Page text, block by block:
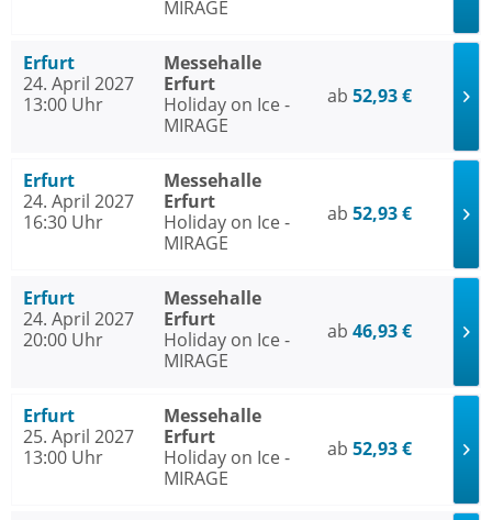
MIRAGE
Erfurt
24. April 2027
13:00 Uhr
Messehalle
Erfurt
Holiday on Ice -
MIRAGE
ab 52,93 €
Erfurt
24. April 2027
16:30 Uhr
Messehalle
Erfurt
Holiday on Ice -
MIRAGE
ab 52,93 €
Erfurt
24. April 2027
20:00 Uhr
Messehalle
Erfurt
Holiday on Ice -
MIRAGE
ab 46,93 €
Erfurt
25. April 2027
13:00 Uhr
Messehalle
Erfurt
Holiday on Ice -
MIRAGE
ab 52,93 €